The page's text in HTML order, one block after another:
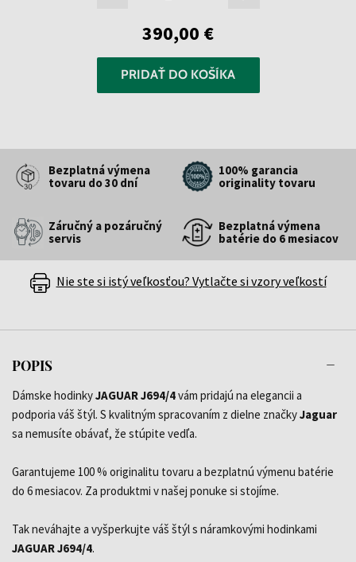
390,00 €
PRIDAŤ DO KOŠÍKA
Bezplatná výmena
tovaru do 30 dní
100% garancia
originality tovaru
Záručný a pozáručný
servis
Bezplatná výmena
batérie do 6 mesiacov
Nie ste si istý veľkosťou? Vytlačte si vzory veľkostí
POPIS
Dámske hodinkyJAGUAR J694/4vám pridajú na elegancii a
podporia váš štýl. S kvalitným spracovaním z dielne značkyJaguar
sa nemusíte obávať, že stúpite vedľa.
Garantujeme 100 % originalitu tovaru a bezplatnú výmenu batérie
do 6 mesiacov. Za produktmi v našej ponuke si stojíme.
Tak neváhajte a vyšperkujte váš štýl s náramkovými hodinkami
JAGUAR J694/4.